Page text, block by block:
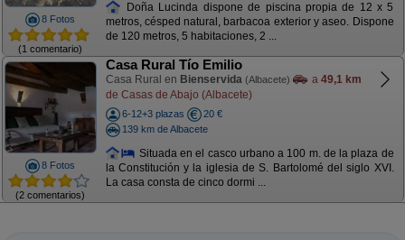
8 Fotos
(1 comentario)
Doña Lucinda dispone de piscina propia de 12 x 5
metros, césped natural, barbacoa exterior y aseo. Dispone
de 120 metros, 5 habitaciones, 2 ...
8 Fotos
(2 comentarios)
Casa Rural Tío Emilio
Casa Rural en Bienservida (Albacete) a 49,1 km
de Casas de Abajo (Albacete)
6-12+3 plazas
20 €
139 km de Albacete
Situada en el casco urbano a 100 m. de la plaza de
la Constitución y la iglesia de S. Bartolomé del siglo XVI.
La casa consta de cinco dormi ...